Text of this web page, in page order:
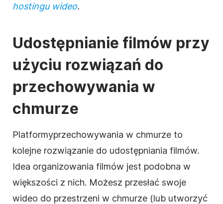
hostingu wideo.
Udostępnianie filmów przy
użyciu rozwiązań do
przechowywania w
chmurze
Platformyprzechowywania w chmurze to
kolejne rozwiązanie do udostępniania filmów.
Idea organizowania filmów jest podobna w
większości z nich. Możesz przesłać swoje
wideo do przestrzeni w chmurze (lub utworzyć